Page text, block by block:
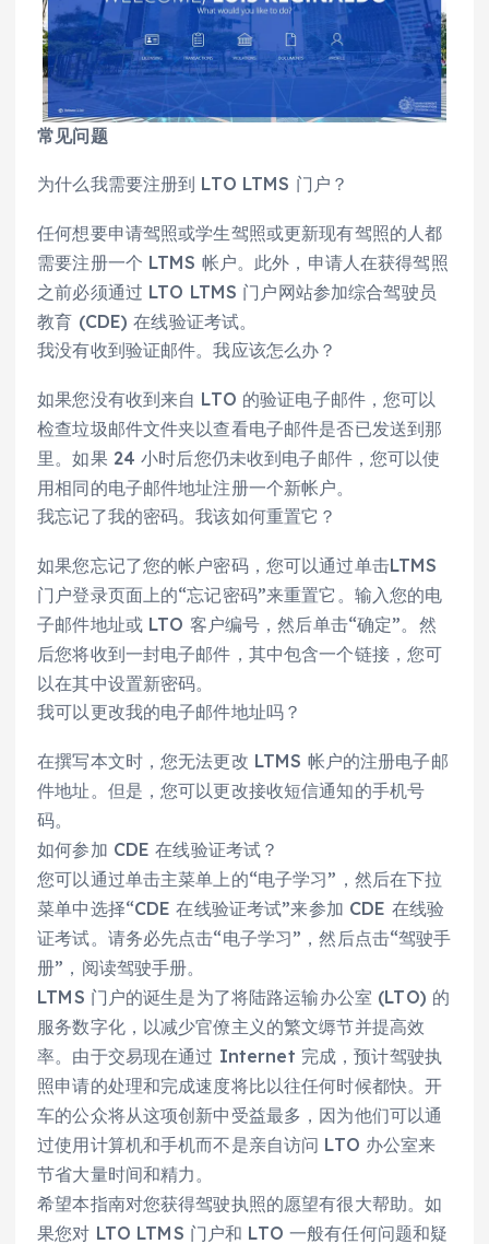
常见问题
为什么我需要注册到 LTO LTMS 门户？
任何想要申请驾照或学生驾照或更新现有驾照的人都
需要注册一个 LTMS 帐户。此外，申请人在获得驾照
之前必须通过 LTO LTMS 门户网站参加综合驾驶员
教育 (CDE) 在线验证考试。
我没有收到验证邮件。我应该怎么办？
如果您没有收到来自 LTO 的验证电子邮件，您可以
检查垃圾邮件文件夹以查看电子邮件是否已发送到那
里。如果 24 小时后您仍未收到电子邮件，您可以使
用相同的电子邮件地址注册一个新帐户。
我忘记了我的密码。我该如何重置它？
如果您忘记了您的帐户密码，您可以通过单击LTMS
门户登录页面上的“忘记密码”来重置它。输入您的电
子邮件地址或 LTO 客户编号，然后单击“确定”。然
后您将收到一封电子邮件，其中包含一个链接，您可
以在其中设置新密码。
我可以更改我的电子邮件地址吗？
在撰写本文时，您无法更改 LTMS 帐户的注册电子邮
件地址。但是，您可以更改接收短信通知的手机号
码。
如何参加 CDE 在线验证考试？
您可以通过单击主菜单上的“电子学习”，然后在下拉
菜单中选择“CDE 在线验证考试”来参加 CDE 在线验
证考试。请务必先点击“电子学习”，然后点击“驾驶手
册”，阅读驾驶手册。
LTMS 门户的诞生是为了将陆路运输办公室 (LTO) 的
服务数字化，以减少官僚主义的繁文缛节并提高效
率。由于交易现在通过 Internet 完成，预计驾驶执
照申请的处理和完成速度将比以往任何时候都快。开
车的公众将从这项创新中受益最多，因为他们可以通
过使用计算机和手机而不是亲自访问 LTO 办公室来
节省大量时间和精力。
希望本指南对您获得驾驶执照的愿望有很大帮助。如
果您对 LTO LTMS 门户和 LTO 一般有任何问题和疑